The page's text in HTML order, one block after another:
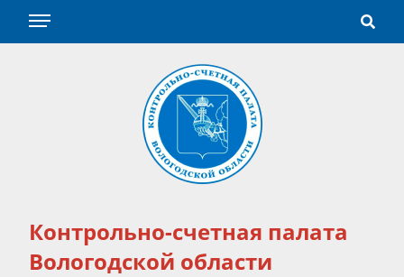
Контрольно-счетная палата
Вологодской области